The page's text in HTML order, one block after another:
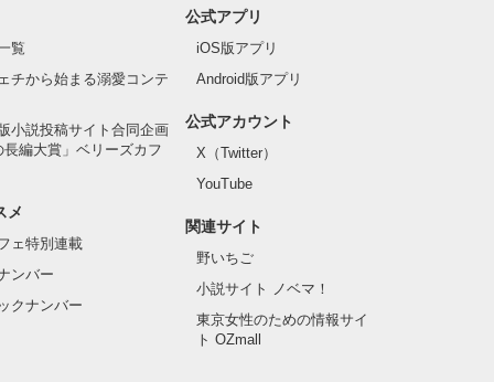
覧
チから始まる溺愛コンテ
小説投稿サイト合同企画
長編大賞」ベリーズカフ
メ
ェ特別連載
ンバー
クナンバー
公式アプリ
iOS版アプリ
Android版アプリ
公式アカウント
X（Twitter）
YouTube
関連サイト
野いちご
小説サイト ノベマ！
東京女性のための情報サイ
ト OZmall